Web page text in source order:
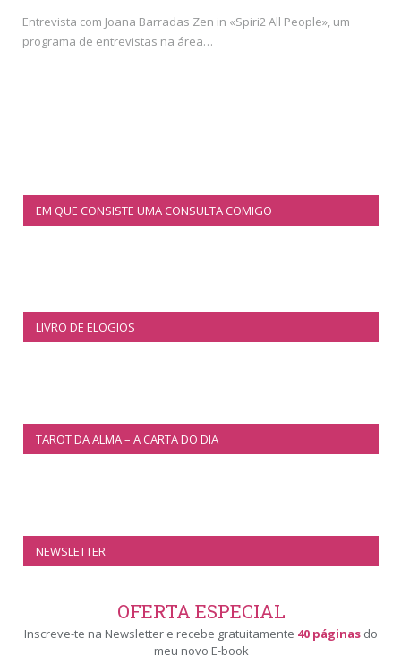
Entrevista com Joana Barradas Zen in «Spiri2 All People», um
programa de entrevistas na área…
EM QUE CONSISTE UMA CONSULTA COMIGO
LIVRO DE ELOGIOS
TAROT DA ALMA – A CARTA DO DIA
NEWSLETTER
OFERTA ESPECIAL
Inscreve-te na Newsletter e recebe gratuitamente 40 páginas do
meu novo E-book